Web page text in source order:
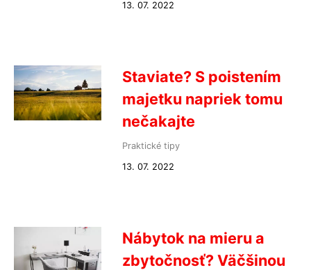
13. 07. 2022
Staviate? S poistením
majetku napriek tomu
nečakajte
Praktické tipy
13. 07. 2022
Nábytok na mieru a
zbytočnosť? Väčšinou